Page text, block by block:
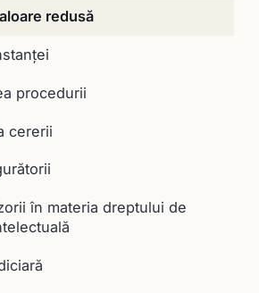
redusă
procedurii
cererii
în materia dreptului de